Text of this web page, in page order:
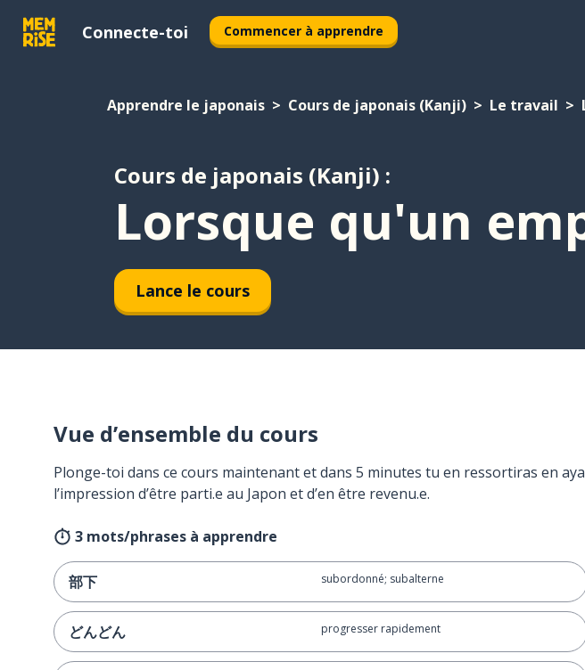
Connecte-toi Commencer à apprendre
Apprendre le japonais Cours de japonais (Kanji) Le travail
Cours de japonais (Kanji) :
Lorsque qu'un
Lance le cours
Vue d’ensemble du cours
Plonge-toi dans ce cours maintenant et dans 5 minutes tu en ressortiras en
l’impression d’être parti.e au Japon et d’en être revenu.e.
3 mots/phrases à apprendre
部下 subordonné; subalterne
どんどん progresser rapidement